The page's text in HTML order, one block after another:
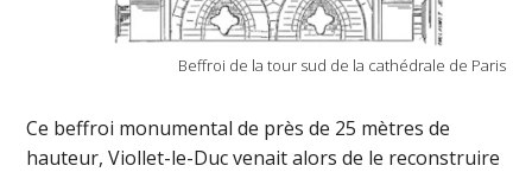
Beffroi de la tour sud de la cathédrale de Paris
Ce beffroi monumental de près de 25 mètres de
hauteur, Viollet-le-Duc venait alors de le reconstruire